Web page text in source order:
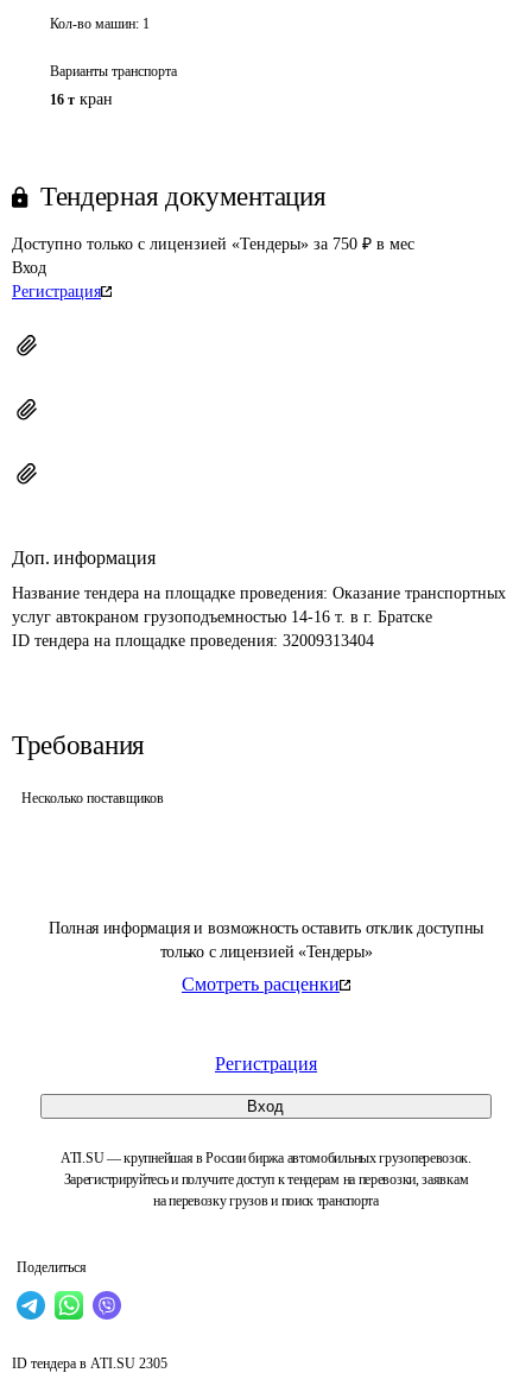
Полная информация и возможность оставить отклик доступны
только с лицензией «Тендеры»
Смотреть расценки
Регистрация
Вход
ATI.SU — крупнейшая в России биржа автомобильных грузоперевозок.
Зарегистрируйтесь и получите доступ к тендерам на перевозки, заявкам
на перевозку грузов и поиск транспорта
Поделиться
Кол-во машин: 1
Варианты транспорта
16 т кран
Тендерная документация
Доступно только с лицензией «Тендеры» за 750 ₽ в мес
Вход
Регистрация
Доп. информация
Название тендера на площадке проведения: Оказание транспортных
услуг автокраном грузоподъемностью 14-16 т. в г. Братске
ID тендера на площадке проведения: 32009313404
Требования
Несколько поставщиков
ID тендера в ATI.SU 2305